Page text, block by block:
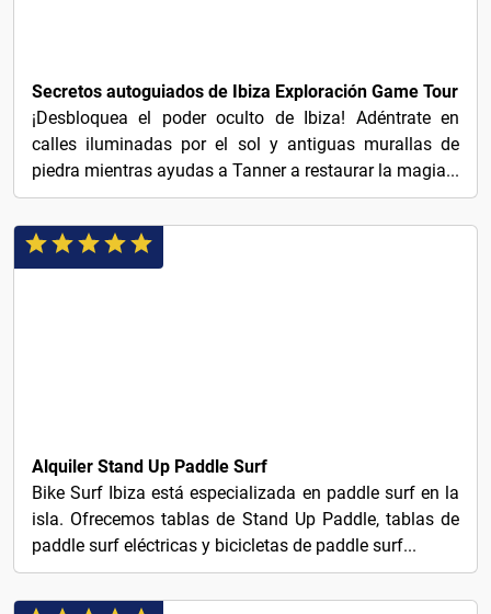
Secretos autoguiados de Ibiza Exploración Game Tour
¡Desbloquea el poder oculto de Ibiza! Adéntrate en
calles iluminadas por el sol y antiguas murallas de
piedra mientras ayudas a Tanner a restaurar la magia...
Alquiler Stand Up Paddle Surf
Bike Surf Ibiza está especializada en paddle surf en la
isla. Ofrecemos tablas de Stand Up Paddle, tablas de
paddle surf eléctricas y bicicletas de paddle surf...